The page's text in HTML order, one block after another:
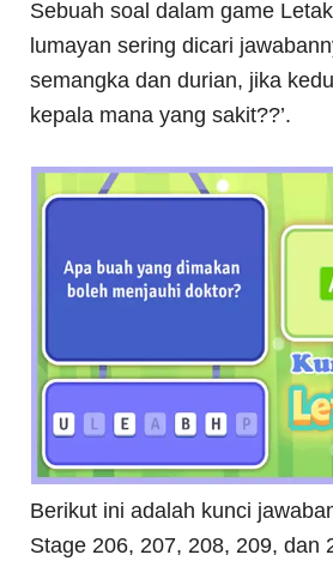
Sebuah soal dalam game
lumayan sering dicari
semangka dan durian, jika
kepala mana yang sakit??’.
Berikut ini adalah kunci
Stage 206, 207, 208, 209, dan